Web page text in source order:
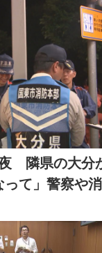
隣県の大分
って」警察や
ど